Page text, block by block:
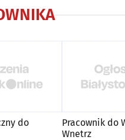
do
Pracownik do
Wnetrz